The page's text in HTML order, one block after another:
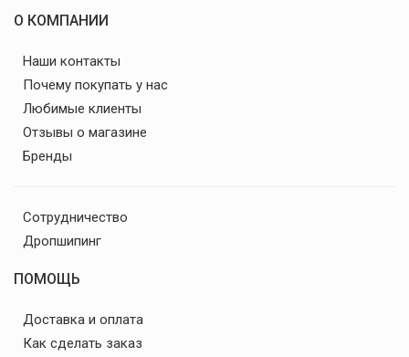
О КОМПАНИИ
Наши контакты
Почему покупать у нас
Любимые клиенты
Отзывы о магазине
Бренды
Сотрудничество
Дропшипинг
ПОМОЩЬ
Доставка и оплата
Как сделать заказ